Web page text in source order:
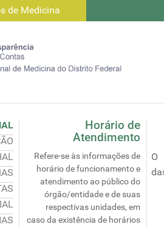
de Medicina
Horário de
Atendimento
Refere-se às informações de
horário de funcionamento e
atendimento ao público do
órgão/entidade e de suas
respectivas unidades, em
caso da existência de horários
O